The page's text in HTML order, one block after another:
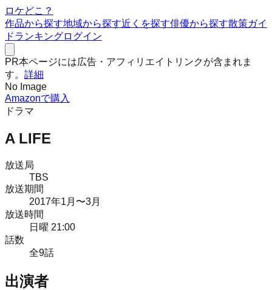
ロケどこ？
作品から探す地域から探す近くを探す俳優から探す散策ガイ
ドランキングログイン
PR本ページには広告・アフィリエイトリンクが含まれま
す。 詳細
No Image
Amazonで購入
ドラマ
A LIFE
放送局
TBS
放送期間
2017年1月 〜3月
放送時間
日曜 21:00
話数
全9話
出演者